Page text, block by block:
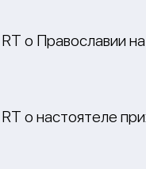
о Православии
о настоятеле